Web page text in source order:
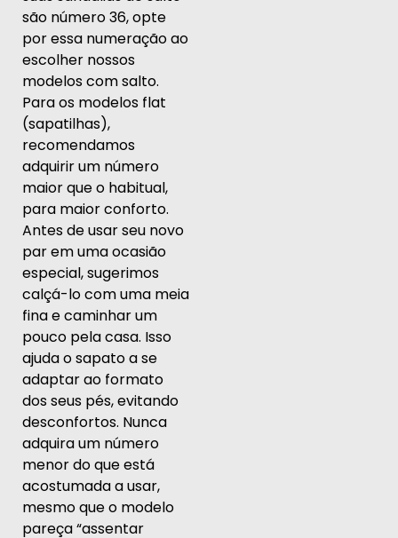
são número 36, opte
por essa numeração ao
escolher nossos
modelos com salto.
Para os modelos flat
(sapatilhas),
recomendamos
adquirir um número
maior que o habitual,
para maior conforto.
Antes de usar seu novo
par em uma ocasião
especial, sugerimos
calçá-lo com uma meia
fina e caminhar um
pouco pela casa. Isso
ajuda o sapato a se
adaptar ao formato
dos seus pés, evitando
desconfortos. Nunca
adquira um número
menor do que está
acostumada a usar,
mesmo que o modelo
pareça “assentar